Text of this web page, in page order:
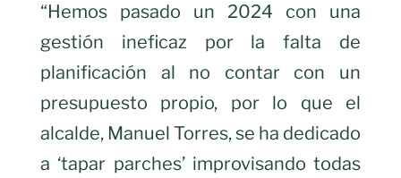
“Hemos pasado un 2024 con una
gestión ineficaz por la falta de
planificación al no contar con un
presupuesto propio, por lo que el
alcalde, Manuel Torres, se ha dedicado
a ‘tapar parches’ improvisando todas